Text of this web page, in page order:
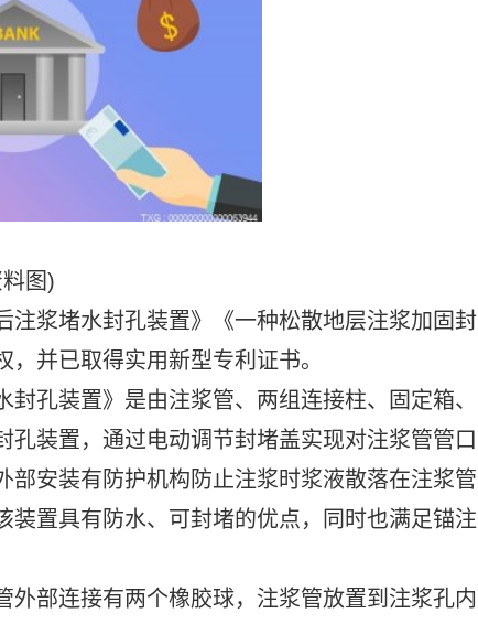
图)
注浆堵水封孔装置》《一种松散地层注浆加固封
并已取得实用新型专利证书。
孔装置》是由注浆管、两组连接柱、固定箱、
装置，通过电动调节封堵盖实现对注浆管管口
安装有防护机构防止注浆时浆液散落在注浆管
置具有防水、可封堵的优点，同时也满足锚注
外部连接有两个橡胶球，注浆管放置到注浆孔内